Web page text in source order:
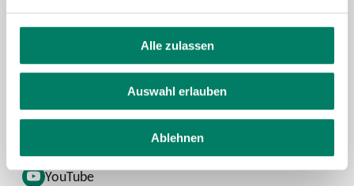
Alle zulassen
Auswahl erlauben
Ablehnen
Facebook
YouTube
FAQ
Schlaue Nummer